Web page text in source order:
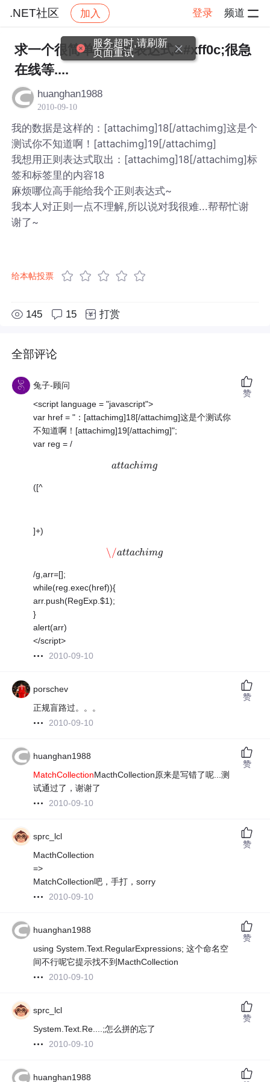
.NET社区 加入 登录 频道
社区 .NET社区 帖子详情
求一个很简单的正则表达式&#xff0c;很急
在线等....
huanghan1988
2010-09-10
我的数据是这样的：[attachimg]18[/attachimg]这是个
测试你不知道啊！[attachimg]19[/attachimg]
我想用正则表达式取出：[attachimg]18[/attachimg]标
签和标签里的内容18
麻烦哪位高手能给我个正则表达式~
我本人对正则一点不理解,所以说对我很难...帮帮忙谢
谢了~
给本帖投票
145 15 打赏
全部评论
兔子-顾问
<script language = "javascript">
var href = "：[attachimg]18[/attachimg]这是个测试你
不知道啊！[attachimg]19[/attachimg]";
var reg = /
attachimg
attachimg
([^
]+)
\/attachimg
\/attachimg
/g,arr=[];
while(reg.exec(href)){
arr.push(RegExp.$1);
}
alert(arr)
</script>
2010-09-10
赞
porschev
正规盲路过。。。
2010-09-10
赞
huanghan1988
MatchCollectionMacthCollection原来是写错了呢...测
试通过了，谢谢了
2010-09-10
赞
sprc_lcl
MacthCollection
=>
MatchCollection吧，手打，sorry
2010-09-10
赞
huanghan1988
using System.Text.RegularExpressions; 这个命名空
间不行呢它提示找不到MacthCollection
2010-09-10
赞
sprc_lcl
System.Text.Re....;怎么拼的忘了
2010-09-10
赞
huanghan1988
服务超时,请刷新
页面重试